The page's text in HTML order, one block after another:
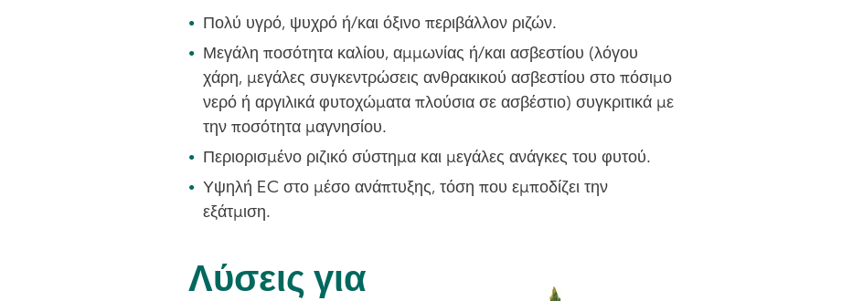
Πολύ υγρό, ψυχρό ή/και όξινο περιβάλλον ριζών.
Μεγάλη ποσότητα καλίου, αμμωνίας ή/και ασβεστίου (λόγου
χάρη, μεγάλες συγκεντρώσεις ανθρακικού ασβεστίου στο πόσιμο
νερό ή αργιλικά φυτοχώματα πλούσια σε ασβέστιο) συγκριτικά με
την ποσότητα μαγνησίου.
Περιορισμένο ριζικό σύστημα και μεγάλες ανάγκες του φυτού.
Υψηλή EC στο μέσο ανάπτυξης, τόση που εμποδίζει την
εξάτμιση.
Λύσεις για